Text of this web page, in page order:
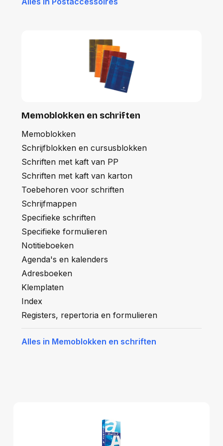
Memoblokken en schriften
Memoblokken
Schrijfblokken en cursusblokken
Schriften met kaft van PP
Schriften met kaft van karton
Toebehoren voor schriften
Schrijfmappen
Specifieke schriften
Specifieke formulieren
Notitieboeken
Agenda's en kalenders
Adresboeken
Klemplaten
Index
Registers, repertoria en formulieren
Alles in Memoblokken en schriften